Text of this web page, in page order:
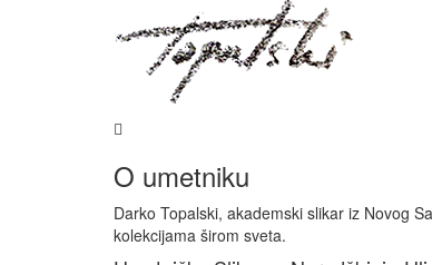
O umetniku
Darko Topalski, akademski slikar iz Novog
kolekcijama širom sveta.